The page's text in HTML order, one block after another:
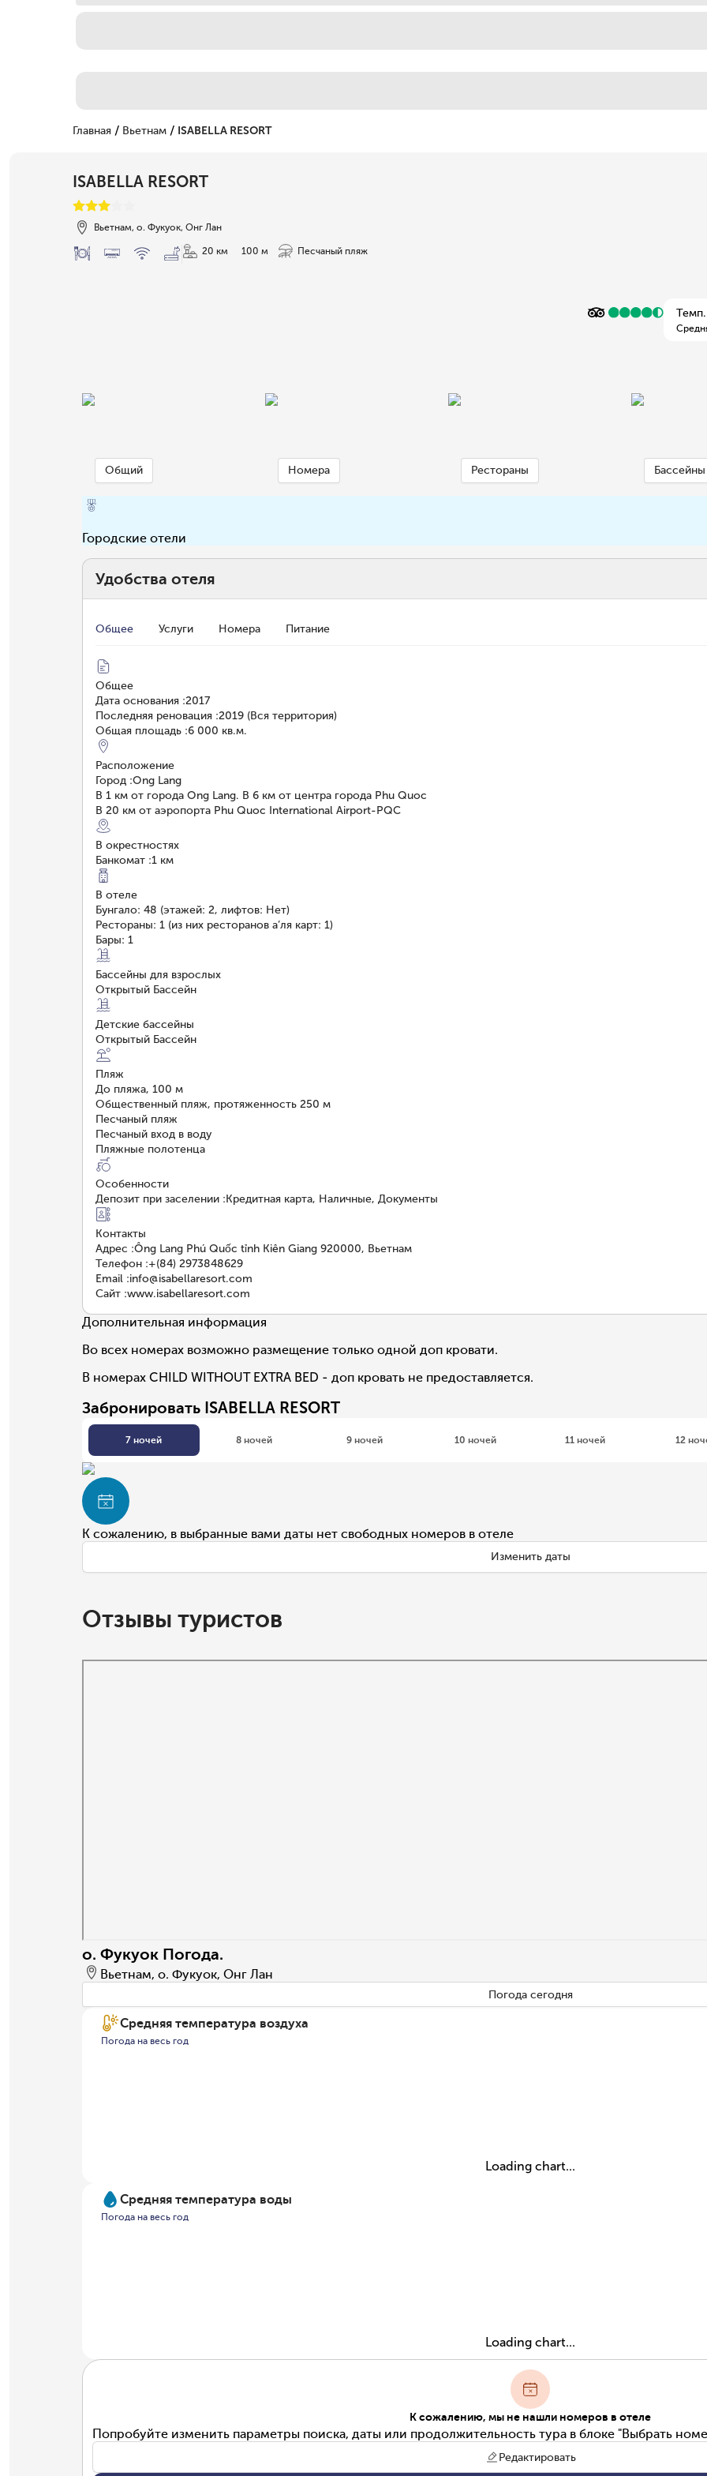
Главная / Вьетнам / ISABELLA RESORT
ISABELLA RESORT
Вьетнам, о. Фукуок, Онг Лан
20 км 100 м Песчаный пляж
Темп.
Общий Номера Рестораны Бассейны
Городские отели
Удобства отеля
Общее Услуги Номера Питание
Общее
Дата основания :2017
Последняя реновация :2019 (Вся территория)
Общая площадь :6 000 кв.м.
Расположение
Город :Ong Lang
В 1 км от города Ong Lang. В 6 км от центра города Phu Quoc
В 20 км от аэропорта Phu Quoc International Airport-PQC
В окрестностях
Банкомат :1 км
В отеле
Бунгало: 48 (этажей: 2, лифтов: Нет)
Рестораны: 1 (из них ресторанов а’ля карт: 1)
Бары: 1
Бассейны для взрослых
Открытый Бассейн
Детские бассейны
Открытый Бассейн
Пляж
До пляжа, 100 м
Общественный пляж, протяженность 250 м
Песчаный пляж
Песчаный вход в воду
Пляжные полотенца
Особенности
Депозит при заселении :Кредитная карта, Наличные, Документы
Контакты
Адрес :Ông Lang Phú Quốc tỉnh Kiên Giang 920000, Вьетнам
Телефон :+(84) 2973848629
Email :info@isabellaresort.com
Сайт :www.isabellaresort.com
Дополнительная информация
Во всех номерах возможно размещение только одной доп кровати.
В номерах CHILD WITHOUT EXTRA BED - доп кровать не предоставляется.
Забронировать ISABELLA RESORT
7 ночей 8 ночей 9 ночей 10 ночей 11 ночей 12
К сожалению, в выбранные вами даты нет свободных номеров в отеле
Изменить даты
Отзывы туристов
о. Фукуок Погода.
Вьетнам, о. Фукуок, Онг Лан
Погода сегодня
Средняя температура воздуха
Погода на весь год
Loading chart...
Средняя температура воды
Погода на весь год
Loading chart...
К сожалению, мы не нашли номеров в отеле
Попробуйте изменить параметры поиска, даты или продолжительность тура в блоке "Выбрать
Редактировать